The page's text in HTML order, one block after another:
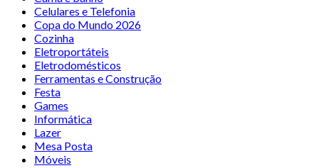
Celulares e Telefonia
Copa do Mundo 2026
Cozinha
Eletroportáteis
Eletrodomésticos
Ferramentas e Construção
Festa
Games
Informática
Lazer
Mesa Posta
Móveis